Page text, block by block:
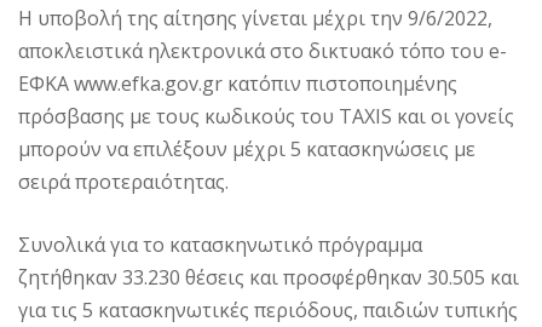
Η υποβολή της αίτησης γίνεται μέχρι την 9/6/2022,
αποκλειστικά ηλεκτρονικά στο δικτυακό τόπο του e-
ΕΦΚΑ www.efka.gov.gr κατόπιν πιστοποιημένης
πρόσβασης με τους κωδικούς του TAXIS και οι γονείς
μπορούν να επιλέξουν μέχρι 5 κατασκηνώσεις με
σειρά προτεραιότητας.
Συνολικά για το κατασκηνωτικό πρόγραμμα
ζητήθηκαν 33.230 θέσεις και προσφέρθηκαν 30.505 και
για τις 5 κατασκηνωτικές περιόδους, παιδιών τυπικής